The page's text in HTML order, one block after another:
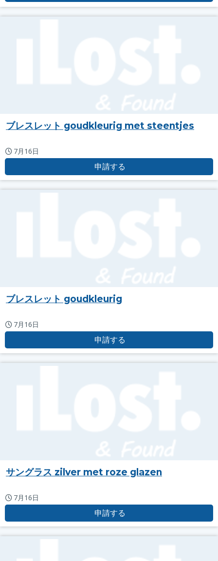
ブレスレット goudkleurig met steentjes
7月16日
申請する
ブレスレット goudkleurig
7月16日
申請する
サングラス zilver met roze glazen
7月16日
申請する